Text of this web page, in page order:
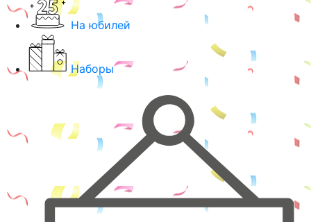
На юбилей
Наборы